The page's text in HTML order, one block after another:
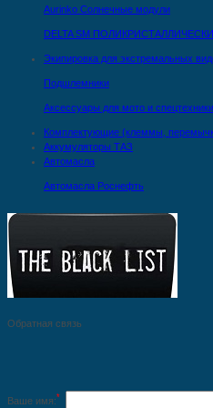
Aurinko Солнечные модули
DELTA SM
Экипировка для экстремальных
Подшлемники
Аксессуары для мото и спецтехники
Комплектующие (клеммы,
Аккумуляторы ТАЗ
Автомасла
Автомасла Роснефть
Обратная связь
Ваше имя:*